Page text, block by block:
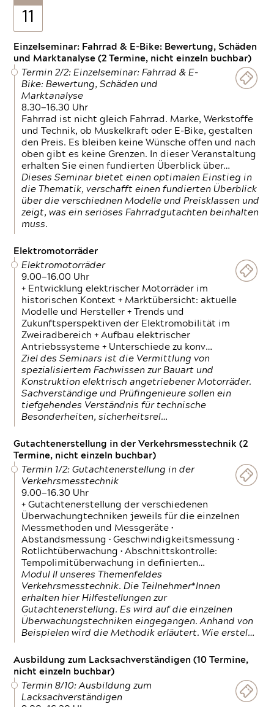
11
Einzelseminar: Fahrrad & E-Bike: Bewertung, Schäden
und Marktanalyse (2 Termine, nicht einzeln buchbar)
Termin 2/2: Einzelseminar: Fahrrad & E-
Bike: Bewertung, Schäden und
Marktanalyse
8.30—16.30 Uhr
Fahrrad ist nicht gleich Fahrrad. Marke, Werkstoffe
und Technik, ob Muskelkraft oder E-Bike, gestalten
den Preis. Es bleiben keine Wünsche offen und nach
oben gibt es keine Grenzen. In dieser Veranstaltung
erhalten Sie einen fundierten Überblick über…
Dieses Seminar bietet einen optimalen Einstieg in
die Thematik, verschafft einen fundierten Überblick
über die verschiednen Modelle und Preisklassen und
zeigt, was ein seriöses Fahrradgutachten beinhalten
muss.
Elektromotorräder
Elektromotorräder
9.00—16.00 Uhr
+ Entwicklung elektrischer Motorräder im
historischen Kontext + Marktübersicht: aktuelle
Modelle und Hersteller + Trends und
Zukunftsperspektiven der Elektromobilität im
Zweiradbereich + Aufbau elektrischer
Antriebssysteme + Unterschiede zu konv…
Ziel des Seminars ist die Vermittlung von
spezialisiertem Fachwissen zur Bauart und
Konstruktion elektrisch angetriebener Motorräder.
Sachverständige und Prüfingenieure sollen ein
tiefgehendes Verständnis für technische
Besonderheiten, sicherheitsrel…
Gutachtenerstellung in der Verkehrsmesstechnik (2
Termine, nicht einzeln buchbar)
Termin 1/2: Gutachtenerstellung in der
Verkehrsmesstechnik
9.00—16.30 Uhr
+ Gutachtenerstellung der verschiedenen
Überwachungtechniken jeweils für die einzelnen
Messmethoden und Messgeräte •
Abstandsmessung • Geschwindigkeitsmessung •
Rotlichtüberwachung • Abschnittskontrolle:
Tempolimitüberwachung in definierten…
Modul II unseres Themenfeldes
Verkehrsmesstechnik. Die Teilnehmer*Innen
erhalten hier Hilfestellungen zur
Gutachtenerstellung. Es wird auf die einzelnen
Überwachungstechniken eingegangen. Anhand von
Beispielen wird die Methodik erläutert. Wie erstel…
Ausbildung zum Lacksachverständigen (10 Termine,
nicht einzeln buchbar)
Termin 8/10: Ausbildung zum
Lacksachverständigen